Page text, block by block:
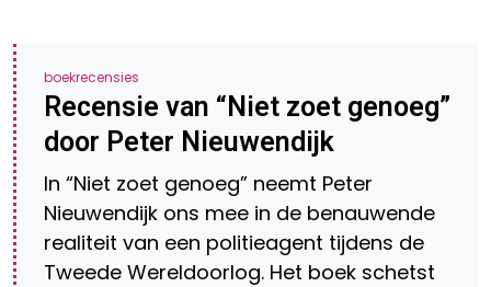
boekrecensies
Recensie van “Niet zoet genoeg”
door Peter Nieuwendijk
In “Niet zoet genoeg” neemt Peter
Nieuwendijk ons mee in de benauwende
realiteit van een politieagent tijdens de
Tweede Wereldoorlog. Het boek schetst